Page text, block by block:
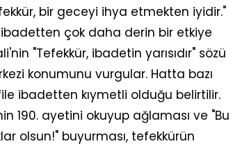
bir geceyi ihya etmekten iyidir."
ibadetten çok daha derin bir etkiye
"Tefekkür, ibadetin yarısıdır" sözü
konumunu vurgular. Hatta bazı
ibadetten kıymetli olduğu belirtilir.
190. ayetini okuyup ağlaması ve "Bu
olsun!" buyurması, tefekkürün